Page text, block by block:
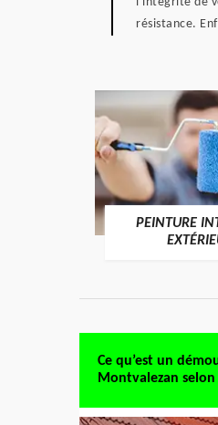
résistance.
PEINTURE
Ce qu’est un
Montvalezan